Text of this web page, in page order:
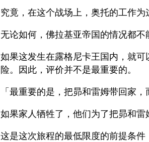
究竟，在这个战场上，奥托的工作
无论如何，佛拉基亚帝国的情况都不
如果这发生在露格尼卡王国内，就
险。因此，评价并不是最重要的。
「最重要的是，把昴和雷姆带回家，
如果家人牺牲了，他们为了把昴和雷
这是这次旅程的最低限度的前提条